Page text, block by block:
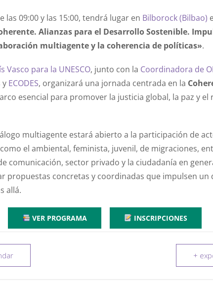
09:00 y las 15:00, tendrá lugar en Bilborock (Bilbao)
Alianzas para el Desarrollo Sostenible.
multiagente y la coherencia de políticas».
Vasco para la UNESCO, junto con la Coordinadora de
y ECODES, organizará una jornada centrada en la
esencial para promover la justicia global, la paz y el
multiagente estará abierto a la participación de
el ambiental, feminista, juvenil, de migraciones,
comunicación, sector privado y la ciudadanía en
propuestas concretas y coordinadas que impulsen
allá.
VER PROGRAMA INSCRIPCIONES
+